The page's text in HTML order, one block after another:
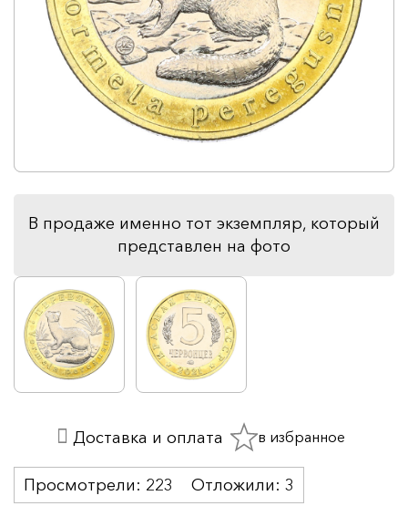
В продаже именно тот экземпляр, который
представлен на фото
Просмотрели: 223 Отложили: 3
Доставка и оплата в избранное